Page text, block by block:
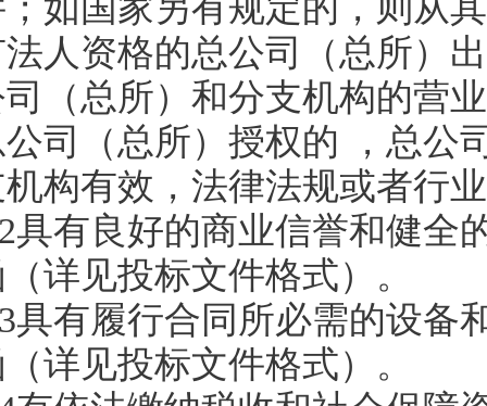
如国家另有规定的，则从
人资格的总公司（总所）
（总所）和分支机构的营
司（总所）授权的 ，总公
构有效，法律法规或者行
具有良好的商业信誉和健全
详见投标文件格式）。
具有履行合同所必需的设备
详见投标文件格式）。